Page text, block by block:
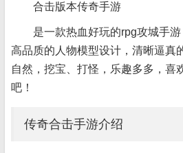
合击版本传奇手游
是一款热血好玩的rpg攻城手游
高品质的人物模型设计，清晰逼真
自然，挖宝、打怪，乐趣多多，喜
吧！
传奇合击手游介绍